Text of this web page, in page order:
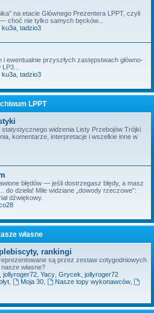
na etacie Głównego Prezentera LPPT, czyli
choć nie tylko samych bęcków...
ku3a tadzio3
ewentualnie przyszłych zastępstwach główno-
ku3a tadzio3
LPPT
widzenia Listy Przebojów Trójki
komentarze, interpretacje i wszelkie inne w
błędów — jeśli dostrzegasz błędy, a masz
do dzieła! Mile widziane „dowody rzeczowe”:
dźwiękowy.
własne
rankingi
są przez zestaw cotygodniowych
własne?
jollyroger72 Yacy Grycek jollyroger72
, Moja 30, Nasze topy wykonawców,